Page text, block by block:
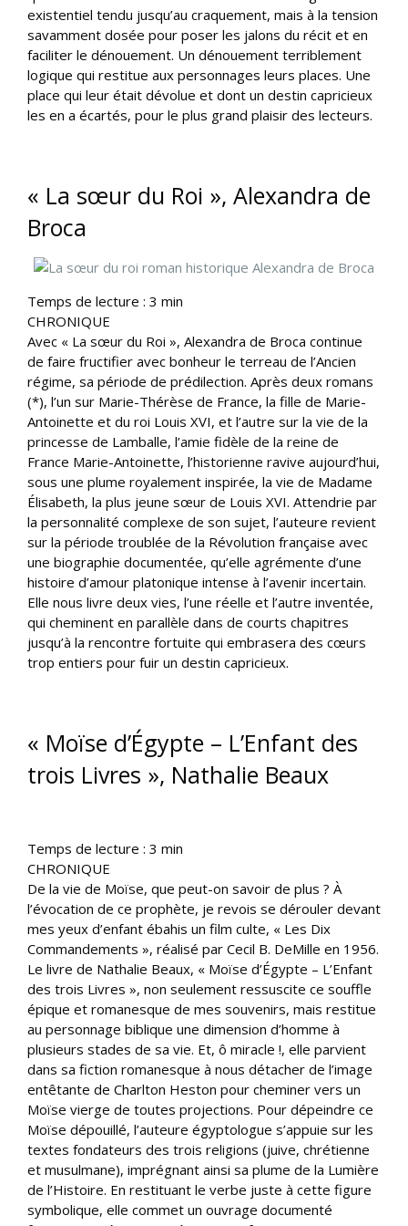
existentiel tendu jusqu’au craquement, mais à la tension
savamment dosée pour poser les jalons du récit et en
faciliter le dénouement. Un dénouement terriblement
logique qui restitue aux personnages leurs places. Une
place qui leur était dévolue et dont un destin capricieux
les en a écartés, pour le plus grand plaisir des lecteurs.
« La sœur du Roi », Alexandra de
Broca
Temps de lecture : 3 min
CHRONIQUE
Avec « La sœur du Roi », Alexandra de Broca continue
de faire fructifier avec bonheur le terreau de l’Ancien
régime, sa période de prédilection. Après deux romans
(*), l’un sur Marie-Thérèse de France, la fille de Marie-
Antoinette et du roi Louis XVI, et l’autre sur la vie de la
princesse de Lamballe, l’amie fidèle de la reine de
France Marie-Antoinette, l’historienne ravive aujourd’hui,
sous une plume royalement inspirée, la vie de Madame
Élisabeth, la plus jeune sœur de Louis XVI. Attendrie par
la personnalité complexe de son sujet, l’auteure revient
sur la période troublée de la Révolution française avec
une biographie documentée, qu’elle agrémente d’une
histoire d’amour platonique intense à l’avenir incertain.
Elle nous livre deux vies, l’une réelle et l’autre inventée,
qui cheminent en parallèle dans de courts chapitres
jusqu’à la rencontre fortuite qui embrasera des cœurs
trop entiers pour fuir un destin capricieux.
« Moïse d’Égypte – L’Enfant des
trois Livres », Nathalie Beaux
Temps de lecture : 3 min
CHRONIQUE
De la vie de Moïse, que peut-on savoir de plus ? À
l’évocation de ce prophète, je revois se dérouler devant
mes yeux d’enfant ébahis un film culte, « Les Dix
Commandements », réalisé par Cecil B. DeMille en 1956.
Le livre de Nathalie Beaux, « Moïse d’Égypte – L’Enfant
des trois Livres », non seulement ressuscite ce souffle
épique et romanesque de mes souvenirs, mais restitue
au personnage biblique une dimension d’homme à
plusieurs stades de sa vie. Et, ô miracle !, elle parvient
dans sa fiction romanesque à nous détacher de l’image
entêtante de Charlton Heston pour cheminer vers un
Moïse vierge de toutes projections. Pour dépeindre ce
Moïse dépouillé, l’auteure égyptologue s’appuie sur les
textes fondateurs des trois religions (juive, chrétienne
et musulmane), imprégnant ainsi sa plume de la Lumière
de l’Histoire. En restituant le verbe juste à cette figure
symbolique, elle commet un ouvrage documenté